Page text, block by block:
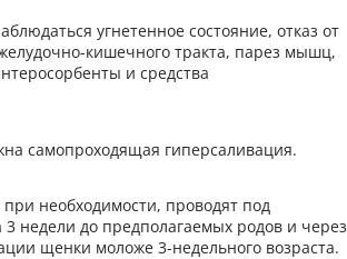
угнетенное состояние, отказ от
кишечного тракта, парез мышц,
и средства
самопроходящая гиперсаливация.
необходимости, проводят под
недели до предполагаемых родов и через
щенки моложе 3-недельного возраста.